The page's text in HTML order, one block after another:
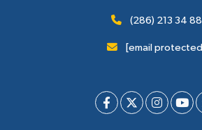
(286) 213 34 88
[email